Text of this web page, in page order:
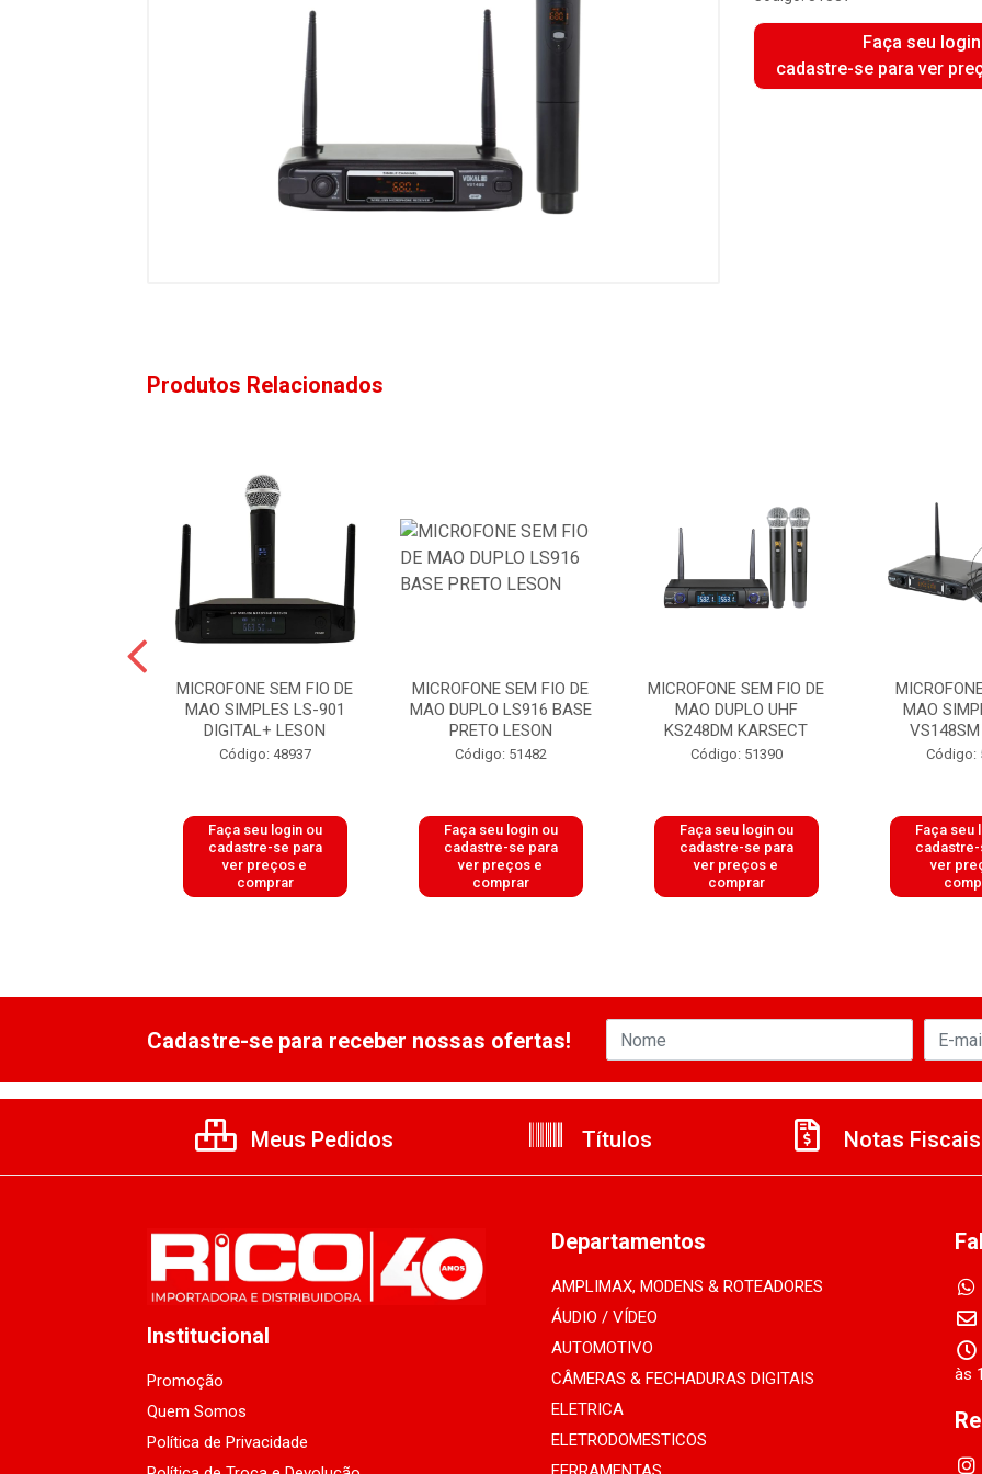
Faça seu
cadastre-se para ver
Produtos Relacionados
MICROFONE SEM FIO DE
MAO SIMPLES LS-901
DIGITAL+ LESON
Código: 48937
Faça seu login ou
cadastre-se para
ver preços e
comprar
MICROFONE SEM FIO DE
MAO DUPLO LS916 BASE
PRETO LESON
Código: 51482
Faça seu login ou
cadastre-se para
ver preços e
comprar
MICROFONE SEM FIO DE
MAO DUPLO UHF
KS248DM KARSECT
Código: 51390
Faça seu login ou
cadastre-se para
ver preços e
comprar
MAO
Código:
Faça seu
ver
Cadastre-se para receber nossas ofertas!
Meus Pedidos Títulos Notas Fiscais
Institucional
Promoção
Quem Somos
Política de Privacidade
Departamentos
AMPLIMAX, MODENS & ROTEADORES
ÁUDIO / VÍDEO
AUTOMOTIVO
CÂMERAS & FECHADURAS DIGITAIS
ELETRICA
ELETRODOMESTICOS
às